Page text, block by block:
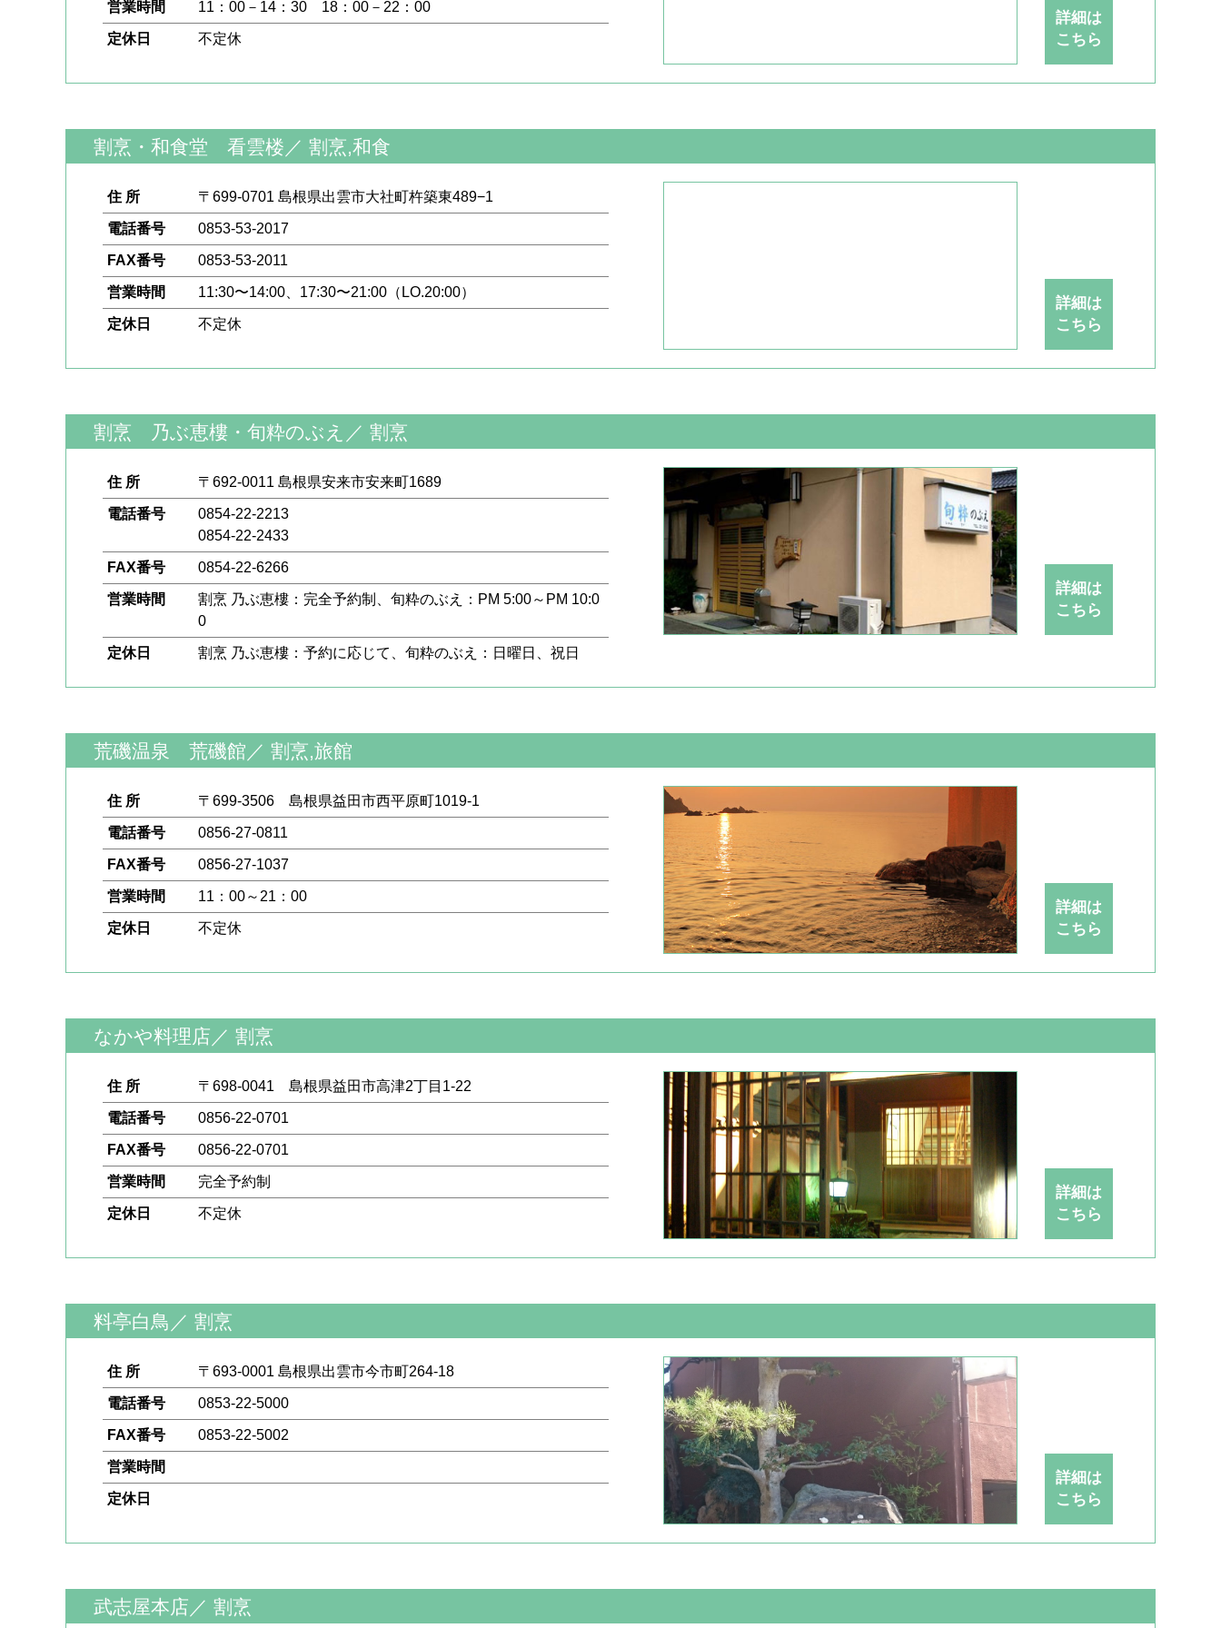
営業時間 11：00－14：30 18：00－22：00
定休日 不定休
詳細は
こちら
割烹・和食堂 看雲楼 ／ 割烹,和食
住 所 〒699-0701 島根県出雲市大社町杵築東489−1
電話番号 0853-53-2017
FAX番号 0853-53-2011
営業時間 11:30〜14:00、17:30〜21:00（LO.20:00）
定休日 不定休
詳細は
こちら
割烹 乃ぶ恵樓・旬粋のぶえ ／ 割烹
住 所 〒692-0011 島根県安来市安来町1689
電話番号
0854-22-2213
0854-22-2433
FAX番号 0854-22-6266
営業時間
割烹 乃ぶ恵樓：完全予約制、旬粋のぶえ：PM 5:00～PM 10:0
0
定休日 割烹 乃ぶ恵樓：予約に応じて、旬粋のぶえ：日曜日、祝日
詳細は
こちら
荒磯温泉 荒磯館 ／ 割烹,旅館
住 所 〒699-3506 島根県益田市西平原町1019-1
電話番号 0856-27-0811
FAX番号 0856-27-1037
営業時間 11：00～21：00
定休日 不定休
詳細は
こちら
なかや料理店 ／ 割烹
住 所 〒698-0041 島根県益田市高津2丁目1-22
電話番号 0856-22-0701
FAX番号 0856-22-0701
営業時間 完全予約制
定休日 不定休
詳細は
こちら
料亭白鳥 ／ 割烹
住 所 〒693-0001 島根県出雲市今市町264-18
電話番号 0853-22-5000
FAX番号 0853-22-5002
営業時間
定休日
詳細は
こちら
武志屋本店 ／ 割烹